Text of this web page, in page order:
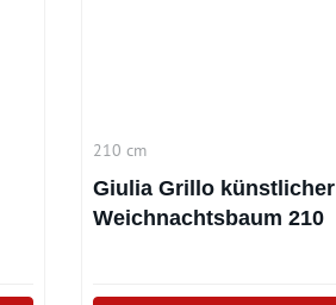
210 cm
Giulia Grillo künstlicher
Weichnachtsbaum 210